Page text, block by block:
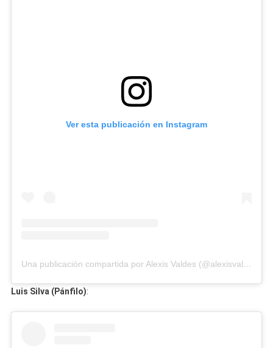
Ver esta publicación en Instagram
Una publicación compartida por Alexis Valdes (@alexisvaldes)
Luis Silva (Pánfilo):